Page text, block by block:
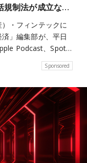
規制法が成立な…
・フィンテックに
」編集部が、平日
Podcast、Spot…
Sponsored